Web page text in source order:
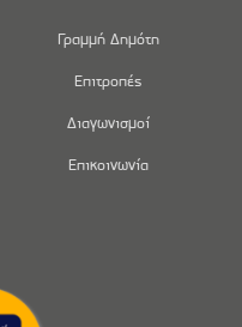
Γραμμή Δημότη
Επιτροπές
Διαγωνισμοί
Επικοινωνία